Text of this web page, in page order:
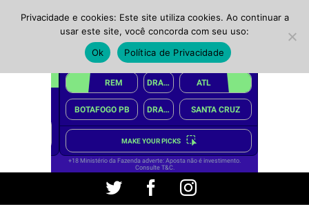
Twitter FacebookInstagram
Privacidade e cookies: Este site utiliza cookies. Ao continuar a
usar este site, você concorda com seu uso:
Ok
Política de Privacidade